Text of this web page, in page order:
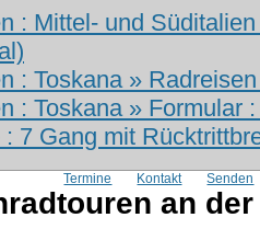
: Mittel- und
: Toskana »
: Toskana » Formular
7 Gang mit
Termine Kontakt Senden
an